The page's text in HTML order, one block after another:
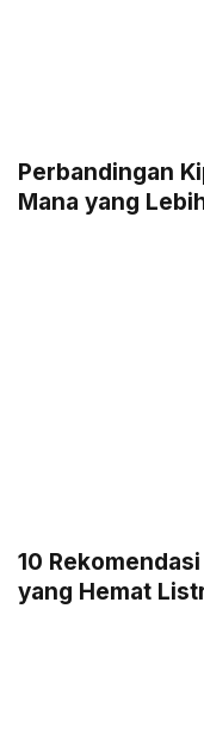
Perbandingan
Mana yang
10
yang Hemat